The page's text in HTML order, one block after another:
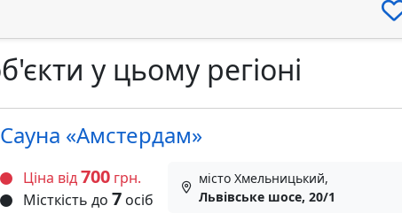
у цьому регіоні
Сауна «Амстердам»
Ціна від700грн.
Місткість до 7осіб
місто Хмельницький,
Львівське шосе, 20/1